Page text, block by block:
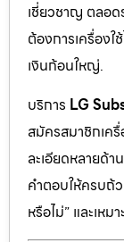
เชี่ยวชาญ ตลอ
ต้องการเครื่อง
เงินก้อนใหญ่.
บริการ LG
สมัครสมาชิกเค
ละเอียดหลายด้
คำตอบให้ครบถ้
หรือไม่” และเหม